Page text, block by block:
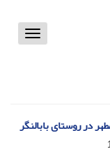
Toggle
در روستای بابالنگر